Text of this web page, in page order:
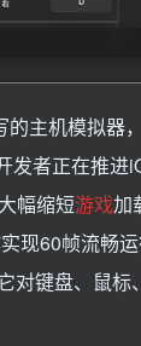
主机模拟器
者正在推进
幅缩短游戏加
现60帧流畅
键盘、鼠